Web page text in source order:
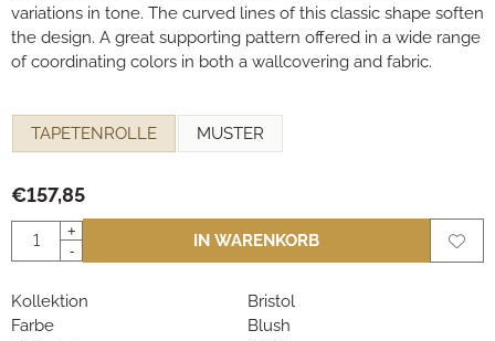
variations in tone. The curved lines of this classic shape soften
the design. A great supporting pattern offered in a wide range
of coordinating colors in both a wallcovering and fabric.
TAPETENROLLE MUSTER
€157,85
Anzahl
+
-
IN WARENKORB
Kollektion
Bristol
Farbe
Blush